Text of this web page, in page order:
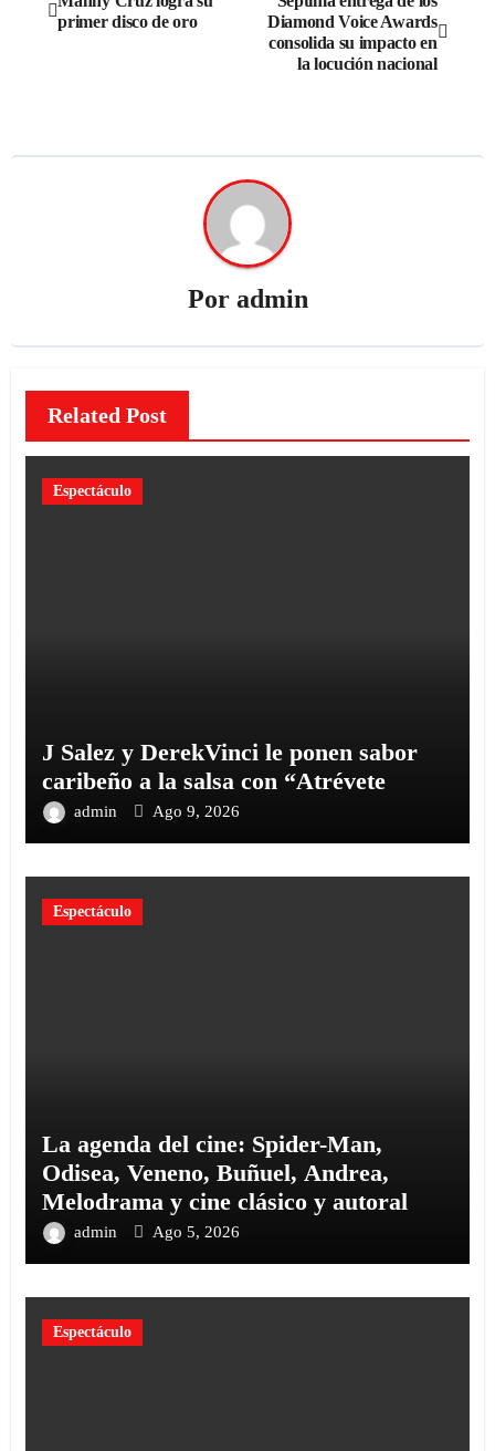
primer disco de oro
Diamond Voice Awards
consolida su impacto en
la locución nacional
Por admin
Related Post
Espectáculo
J Salez y DerekVinci le ponen sabor
caribeño a la salsa con “Atrévete
admin Ago 9, 2026
Espectáculo
La agenda del cine: Spider-Man,
Odisea, Veneno, Buñuel, Andrea,
Melodrama y cine clásico y autoral
admin Ago 5, 2026
Espectáculo